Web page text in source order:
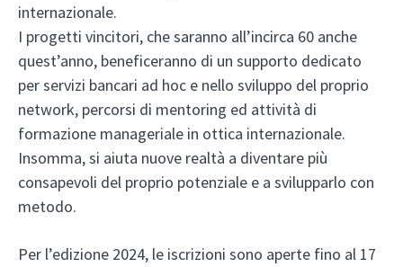
internazionale.
I progetti vincitori, che saranno all’incirca 60 anche
quest’anno, beneficeranno di un supporto dedicato
per servizi bancari ad hoc e nello sviluppo del proprio
network, percorsi di mentoring ed attività di
formazione manageriale in ottica internazionale.
Insomma, si aiuta nuove realtà a diventare più
consapevoli del proprio potenziale e a svilupparlo con
metodo.
Per l’edizione 2024, le iscrizioni sono aperte fino al 17